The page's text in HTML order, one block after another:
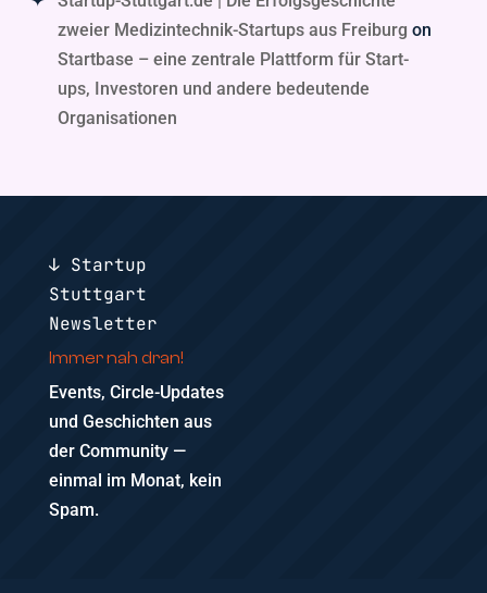
zweier Medizintechnik-Startups aus Freiburg on
Startbase – eine zentrale Plattform für Start-
ups, Investoren und andere bedeutende
Organisationen
↓ Startup
Stuttgart
Newsletter
Immer nah dran!
Events, Circle-Updates
und Geschichten aus
der Community —
einmal im Monat, kein
Spam.